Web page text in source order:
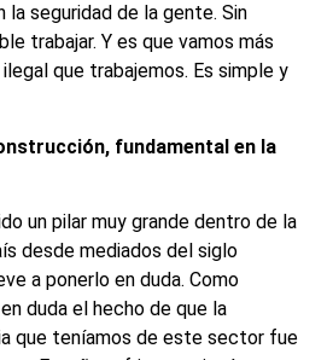
la seguridad de la gente. Sin
trabajar. Y es que vamos más
que trabajemos. Es simple y
fundamental en la
un pilar muy grande dentro de la
desde mediados del siglo
a ponerlo en duda. Como
duda el hecho de que la
que teníamos de este sector fue